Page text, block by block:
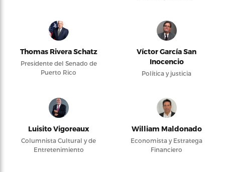
Thomas Rivera Schatz
Presidente del Senado de
Puerto Rico
Víctor García San
Inocencio
Política y justicia
Luisito Vigoreaux
Columnista Cultural y de
Entretenimiento
William Maldonado
Economista y Estratega
Financiero